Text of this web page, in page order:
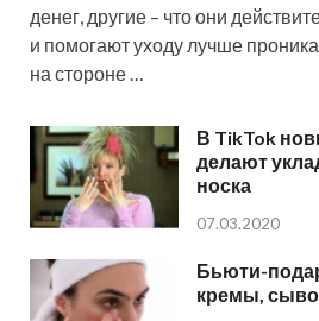
денег, другие – что они
и помогают уходу лучше
на стороне …
В TikTok
делают
носка
07.03.2020
Бьюти-
кремы,